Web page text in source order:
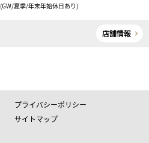
夏季/年末年始休日あり)
店舗情報
プライバシーポリシー
サイトマップ